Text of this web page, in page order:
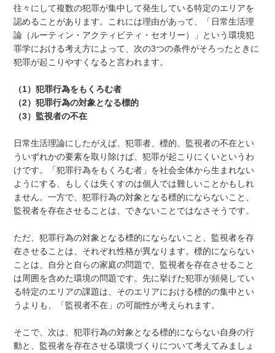
往々にして複数の犯罪が集中して発生している特定のエリアを
認めることがあります。これには理由があって、「日常生活理
論（ルーティン・アクティビティ・セオリー）」という環境犯
罪学における考え方によって、次の3つの条件がそろったときに
犯罪が起こりやすくなると言われます。
（1）犯罪行為をもくろむ者
（2）犯罪行為の対象となる標的
（3）監視者の不在
日常生活理論にしたがえば、犯罪者、標的、監視者の不在とい
ういずれかの要素を取り除けば、犯罪が起こりにくいというわ
けです。「犯罪行為をもくろむ者」を社会全体から生まれない
ようにする、もしくは失くすのは個人では難しいことかもしれ
ません。一方で、犯罪行為の対象となる標的にならないこと、
監視者を存在させることは、できないことではなさそうです。
ただ、犯罪行為の対象となる標的にならないこと、監視者を存
在させることは、それぞれ性格が異なります。標的にならない
ことは、自分と自らの家庭の問題で、監視者を存在させること
は周囲を含めた環境の問題です。先に挙げた犯罪が頻発してい
る特定のエリアの課題は、そのエリアにおける標的の集中とい
うよりも、「監視者不在」の可能性が考えられます。
そこで、次は、犯罪行為の対象となる標的にならない自身の行
動と、監視者を存在させる環境づくりについて考えてみましょ